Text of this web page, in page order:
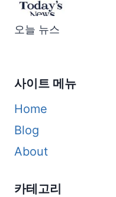
오늘 뉴스
사이트 메뉴
Home
Blog
About
카테고리